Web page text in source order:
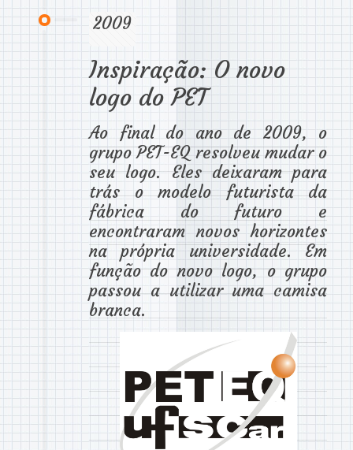
2009
Inspiração: O novo
logo do PET
Ao final do ano de 2009, o
grupo PET-EQ resolveu mudar o
seu logo. Eles deixaram para
trás o modelo futurista da
fábrica do futuro e
encontraram novos horizontes
na própria universidade. Em
função do novo logo, o grupo
passou a utilizar uma camisa
branca.